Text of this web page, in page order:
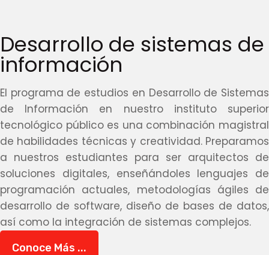
Desarrollo de sistemas de
información
El programa de estudios en Desarrollo de Sistemas
de Información en nuestro instituto superior
tecnológico público es una combinación magistral
de habilidades técnicas y creatividad. Preparamos
a nuestros estudiantes para ser arquitectos de
soluciones digitales, enseñándoles lenguajes de
programación actuales, metodologías ágiles de
desarrollo de software, diseño de bases de datos,
así como la integración de sistemas complejos.
Conoce Más ...